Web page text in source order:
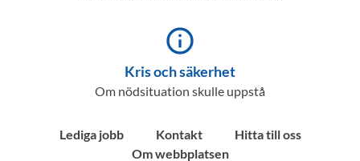
info_outline
Kris och säkerhet
Om nödsituation skulle uppstå
Lediga jobb Kontakt
Hitta till oss
Om webbplatsen